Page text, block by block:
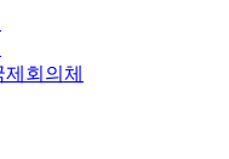
회의체